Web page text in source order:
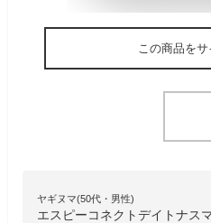
この商品を
ヤギヌマ(50代・男性)
エスピーコネクトデイトナス